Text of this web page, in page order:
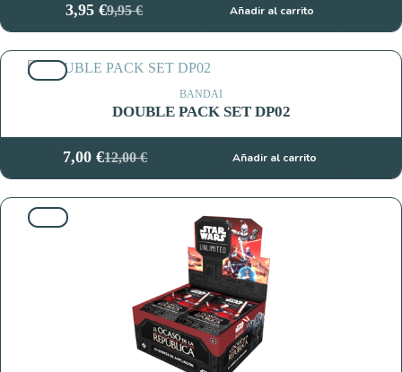
9,95€
El
precio
original
era:
3,95 €El
precio
actual
es:
Añadir al carrito
BANDAI
DOUBLE PACK SET DP02
12,00€
El
precio
original
7,00€El
precio
actual
Añadir al carrito